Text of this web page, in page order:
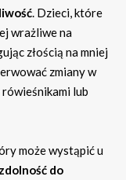
. Dzieci, które
wrażliwe na
złością na mniej
zmiany w
lub
może wystąpić u
do